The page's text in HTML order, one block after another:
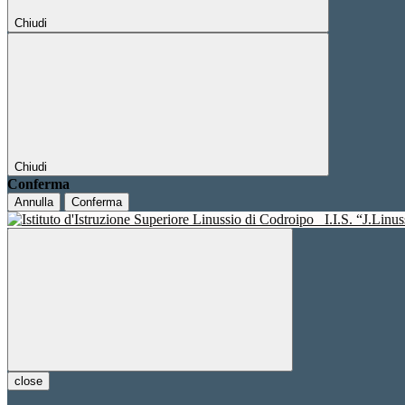
Chiudi
Chiudi
Conferma
Annulla Conferma
I.I.S.
close